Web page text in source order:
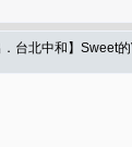
．台北中和】Sweet